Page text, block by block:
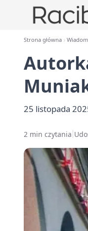
Strona główna
25 listopada
2 min czytania